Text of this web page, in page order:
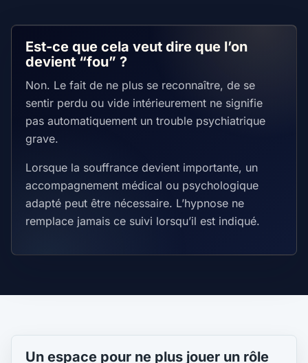
Est-ce que cela veut dire que l’on
devient “fou” ?
Non. Le fait de ne plus se reconnaître, de se
sentir perdu ou vide intérieurement ne signifie
pas automatiquement un trouble psychiatrique
grave.
Lorsque la souffrance devient importante, un
accompagnement médical ou psychologique
adapté peut être nécessaire. L’hypnose ne
remplace jamais ce suivi lorsqu’il est indiqué.
Un espace pour ne plus jouer un rôle